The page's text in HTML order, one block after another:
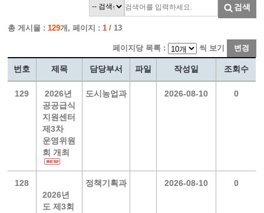
검색
총 게시물 :129개, 페이지 :1 / 13
페이지당 목록 : 씩 보기 변경
번호 제목 담당부서 파일 작성일 조회수
129
2026년
공공급식
지원센터
제3차
운영위원
회 개최
도시농업과 2026-08-10 0
128
2026년
도 제3회
정책기획과 2026-08-10 0